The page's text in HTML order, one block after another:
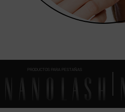
PRODUCTOS PARA PESTAÑAS